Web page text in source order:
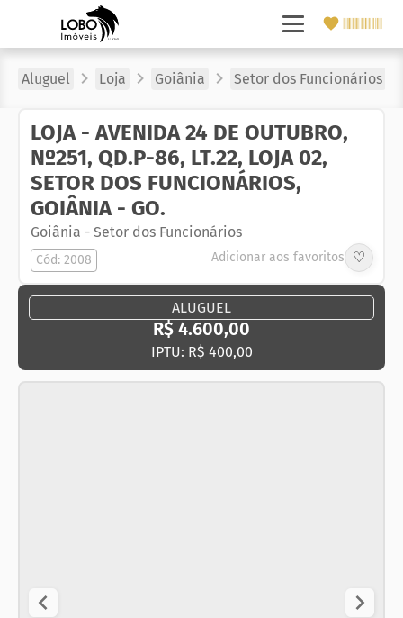
Aluguel Loja Goiânia Setor dos Funcionários
LOJA - AVENIDA 24 DE OUTUBRO,
Nº251, QD.P-86, LT.22, LOJA 02,
SETOR DOS FUNCIONÁRIOS,
GOIÂNIA - GO.
Goiânia - Setor dos Funcionários
Adicionar aos favoritos ♡
Cód: 2008
ALUGUEL
R$ 4.600,00
IPTU: R$ 400,00